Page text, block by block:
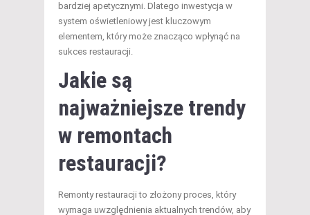
bardziej apetycznymi. Dlatego inwestycja w
system oświetleniowy jest kluczowym
elementem, który może znacząco wpłynąć na
sukces restauracji.
Jakie są
najważniejsze trendy
w remontach
restauracji?
Remonty restauracji to złożony proces, który
wymaga uwzględnienia aktualnych trendów, aby